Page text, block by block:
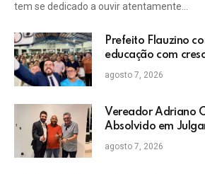
tem se dedicado a ouvir atentamente…
Prefeito Flauzino
educação com
do IDEB da rede
agosto 7, 2026
Vereador Adriano
Absolvido em
Eleitoral no TRE
agosto 7, 2026